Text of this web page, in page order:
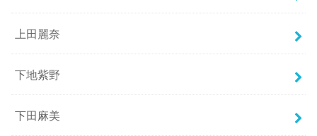
上田麗奈
下地紫野
下田麻美